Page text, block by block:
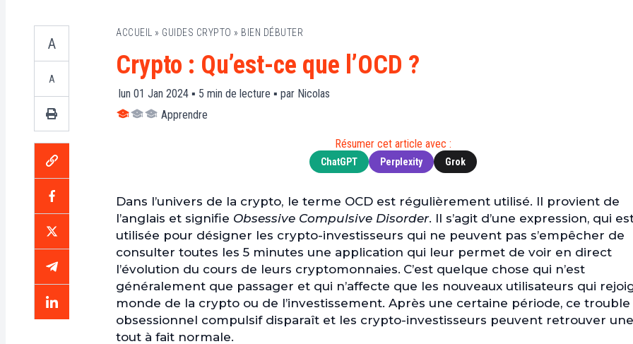
Actu
Web3
People
(DOGE)
A
A
ACCUEIL » GUIDES CRYPTO » BIEN DÉBUTER
Crypto : Qu’est-ce que l’OCD ?
lun 01 Jan 2024 ▪ 5 min de lecture ▪ par Nicolas
Apprendre
Résumer cet article avec :
ChatGPT Perplexity Grok
Dans l’univers de la crypto, le terme OCD est régulièrement utilisé. Il provient de
l’anglais et signifie Obsessive Compulsive Disorder. Il s’agit d’une expression, qui
utilisée pour désigner les crypto-investisseurs qui ne peuvent pas s’empêcher de
consulter toutes les 5 minutes une application qui leur permet de voir en direct
l’évolution du cours de leurs cryptomonnaies. C’est quelque chose qui n’est
généralement que passager et qui n’affecte que les nouveaux utilisateurs qui
monde de la crypto ou de l’investissement. Après une certaine période, ce trouble
obsessionnel compulsif disparaît et les crypto-investisseurs peuvent retrouver
tout à fait normale.